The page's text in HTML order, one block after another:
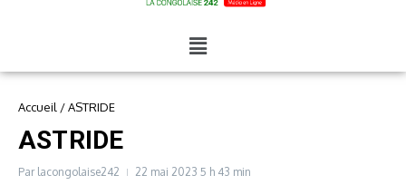
Accueil /ASTRIDE
ASTRIDE
Par lacongolaise242 22 mai 2023 5 h 43 min